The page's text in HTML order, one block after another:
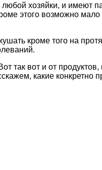
хозяйки, и имеют
этого возможно
кроме того на
так вот и от продуктов,
какие конкретно